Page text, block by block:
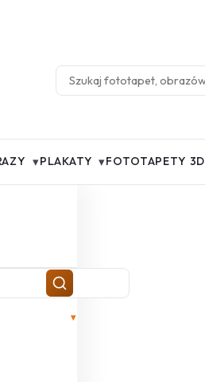
▾PLAKATY ▾FOTOTAPETY 3D
▾